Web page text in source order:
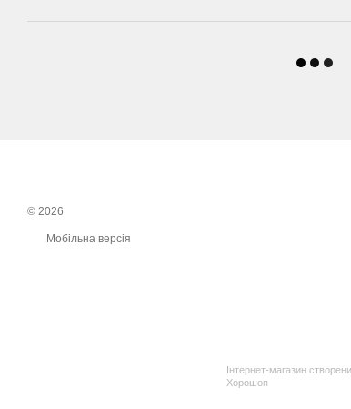
© 2026
Мобільна версія
Інтернет-магазин
Хорошоп